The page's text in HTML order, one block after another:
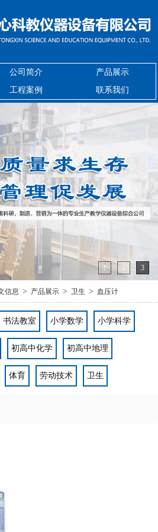
公司简介
产品展示
工程案例 联系我们
1 2 3
信息 > 产品展示 > 卫生 > 血压计
书法教室 小学数学 小学科学
初高中化学 初高中地理
体育 劳动技术 卫生